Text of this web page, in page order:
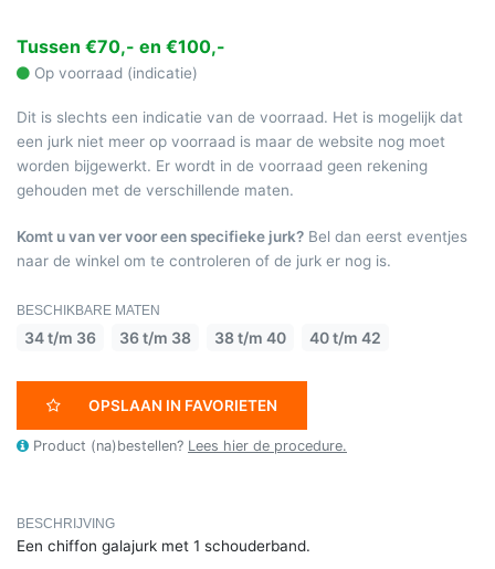
Tussen €70,- en €100,-
Op voorraad (indicatie)
Dit is slechts een indicatie van de voorraad. Het is mogelijk dat
een jurk niet meer op voorraad is maar de website nog moet
worden bijgewerkt. Er wordt in de voorraad geen rekening
gehouden met de verschillende maten.
Komt u van ver voor een specifieke jurk? Bel dan eerst eventjes
naar de winkel om te controleren of de jurk er nog is.
BESCHIKBARE MATEN
34 t/m 36 36 t/m 38 38 t/m 40 40 t/m 42
OPSLAAN IN FAVORIETEN
Product (na)bestellen? Lees hier de procedure.
BESCHRIJVING
Een chiffon galajurk met 1 schouderband.